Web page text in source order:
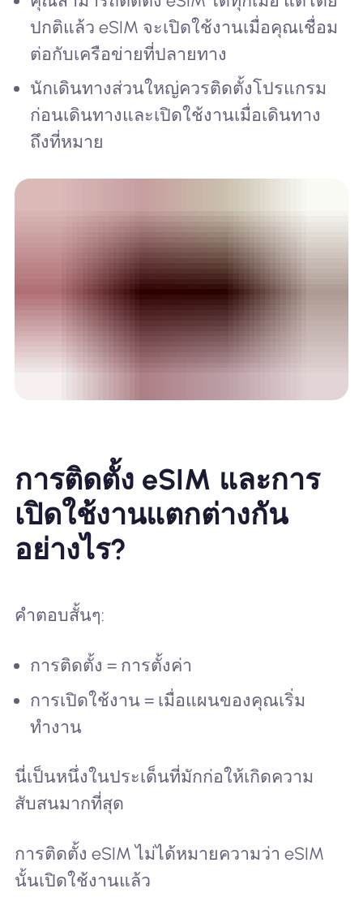
ปกติแล้ว eSIM จะเปิดใช้งานเมื่อคุณเชื่อม
ต่อกับเครือข่ายที่ปลายทาง
นักเดินทางส่วนใหญ่ควรติดตั้งโปรแกรม
ก่อนเดินทางและเปิดใช้งานเมื่อเดินทาง
ถึงที่หมาย
การติดตั้ง eSIM และการ
เปิดใช้งานแตกต่างกัน
อย่างไร?
คำตอบสั้นๆ:
การติดตั้ง = การตั้งค่า
การเปิดใช้งาน = เมื่อแผนของคุณเริ่ม
ทำงาน
นี่เป็นหนึ่งในประเด็นที่มักก่อให้เกิดความ
สับสนมากที่สุด
การติดตั้ง eSIM ไม่ได้หมายความว่า eSIM
นั้นเปิดใช้งานแล้ว